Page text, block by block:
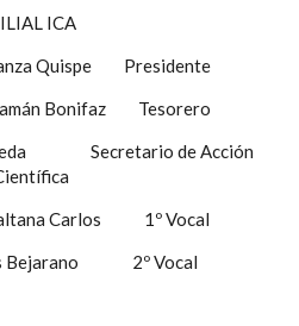
ICA
Quispe Presidente
Bonifaz Tesorero
Secretario de Acción
Carlos 1º Vocal
Bejarano 2º Vocal